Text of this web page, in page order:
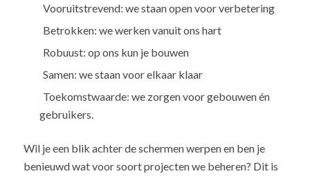
Vooruitstrevend: we staan open voor verbetering
Betrokken: we werken vanuit ons hart
Robuust: op ons kun je bouwen
Samen: we staan voor elkaar klaar
Toekomstwaarde: we zorgen voor gebouwen én
gebruikers.
Wil je een blik achter de schermen werpen en ben je
benieuwd wat voor soort projecten we beheren? Dit is